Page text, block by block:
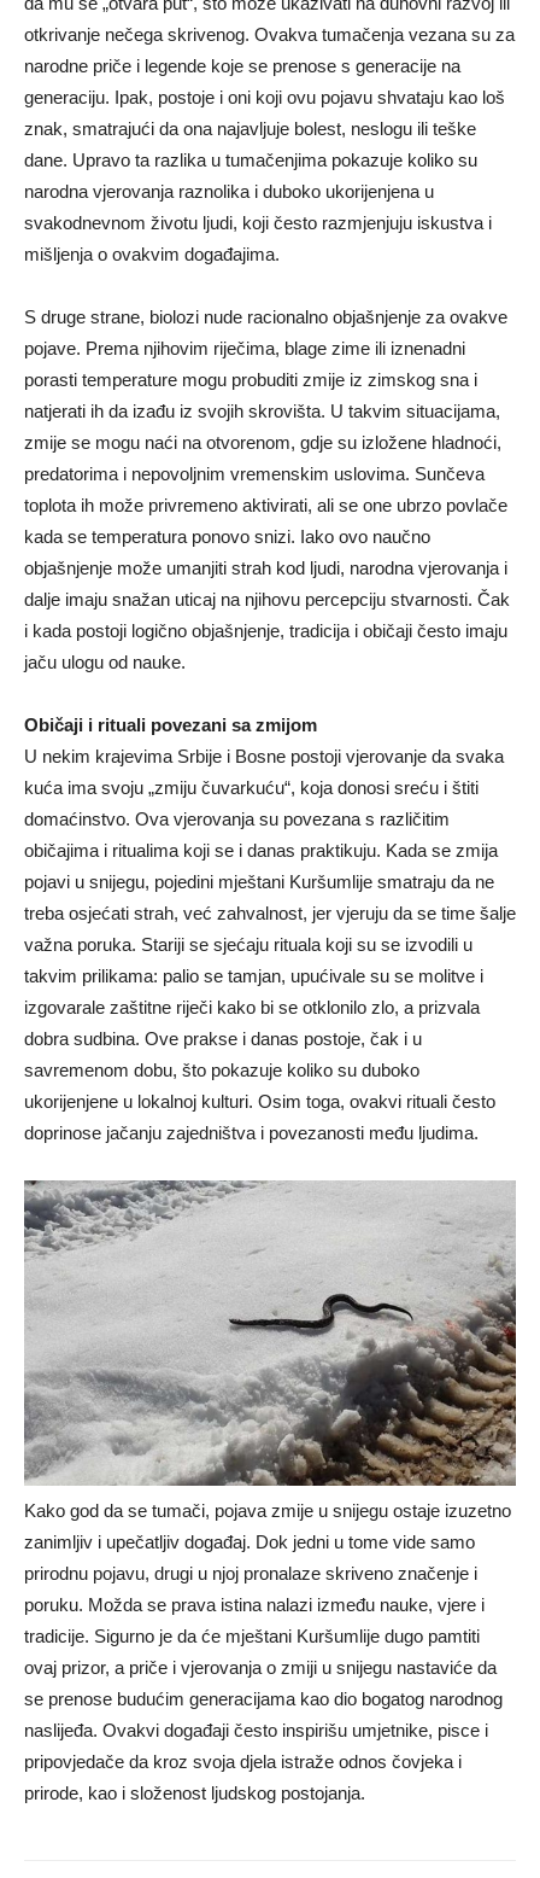
otkrivanje nečega skrivenog. Ovakva tumačenja vezana su za
narodne priče i legende koje se prenose s generacije na
generaciju. Ipak, postoje i oni koji ovu pojavu shvataju kao loš
znak, smatrajući da ona najavljuje bolest, neslogu ili teške
dane. Upravo ta razlika u tumačenjima pokazuje koliko su
narodna vjerovanja raznolika i duboko ukorijenjena u
svakodnevnom životu ljudi, koji često razmjenjuju iskustva i
mišljenja o ovakvim događajima.
S druge strane, biolozi nude racionalno objašnjenje za ovakve
pojave. Prema njihovim riječima, blage zime ili iznenadni
porasti temperature mogu probuditi zmije iz zimskog sna i
natjerati ih da izađu iz svojih skrovišta. U takvim situacijama,
zmije se mogu naći na otvorenom, gdje su izložene hladnoći,
predatorima i nepovoljnim vremenskim uslovima. Sunčeva
toplota ih može privremeno aktivirati, ali se one ubrzo povlače
kada se temperatura ponovo snizi. Iako ovo naučno
objašnjenje može umanjiti strah kod ljudi, narodna vjerovanja i
dalje imaju snažan uticaj na njihovu percepciju stvarnosti. Čak
i kada postoji logično objašnjenje, tradicija i običaji često imaju
jaču ulogu od nauke.
Običaji i rituali povezani sa zmijom
U nekim krajevima Srbije i Bosne postoji vjerovanje da svaka
kuća ima svoju „zmiju čuvarkuću“, koja donosi sreću i štiti
domaćinstvo. Ova vjerovanja su povezana s različitim
običajima i ritualima koji se i danas praktikuju. Kada se zmija
pojavi u snijegu, pojedini mještani Kuršumlije smatraju da ne
treba osjećati strah, već zahvalnost, jer vjeruju da se time šalje
važna poruka. Stariji se sjećaju rituala koji su se izvodili u
takvim prilikama: palio se tamjan, upućivale su se molitve i
izgovarale zaštitne riječi kako bi se otklonilo zlo, a prizvala
dobra sudbina. Ove prakse i danas postoje, čak i u
savremenom dobu, što pokazuje koliko su duboko
ukorijenjene u lokalnoj kulturi. Osim toga, ovakvi rituali često
doprinose jačanju zajedništva i povezanosti među ljudima.
Kako god da se tumači, pojava zmije u snijegu ostaje izuzetno
zanimljiv i upečatljiv događaj. Dok jedni u tome vide samo
prirodnu pojavu, drugi u njoj pronalaze skriveno značenje i
poruku. Možda se prava istina nalazi između nauke, vjere i
tradicije. Sigurno je da će mještani Kuršumlije dugo pamtiti
ovaj prizor, a priče i vjerovanja o zmiji u snijegu nastaviće da
se prenose budućim generacijama kao dio bogatog narodnog
naslijeđa. Ovakvi događaji često inspirišu umjetnike, pisce i
pripovjedače da kroz svoja djela istraže odnos čovjeka i
prirode, kao i složenost ljudskog postojanja.